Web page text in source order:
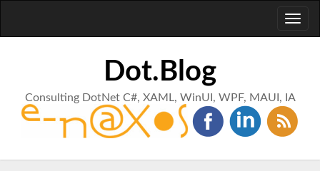
Dot.Blog
Consulting DotNet C#, XAML, WinUI, WPF, MAUI, IA